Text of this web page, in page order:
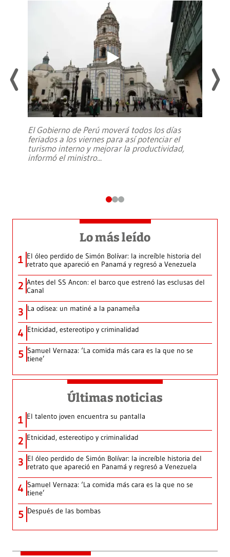
El Gobierno de Perú moverá todos los días
feriados a los viernes para así potenciar el
turismo interno y mejorar la productividad,
informó el ministro...
Lo más leído
1 El óleo perdido de Simón Bolívar: la increíble historia del
retrato que apareció en Panamá y regresó a Venezuela
2 Antes del SS Ancon: el barco que estrenó las esclusas del
Canal
3 La odisea: un matiné a la panameña
4 Etnicidad, estereotipo y criminalidad
5 Samuel Vernaza: ‘La comida más cara es la que no se
tiene’
Últimas noticias
1 El talento joven encuentra su pantalla​
2 Etnicidad, estereotipo y criminalidad
3 El óleo perdido de Simón Bolívar: la increíble historia del
retrato que apareció en Panamá y regresó a Venezuela
4 Samuel Vernaza: ‘La comida más cara es la que no se
tiene’
5 Después de las bombas